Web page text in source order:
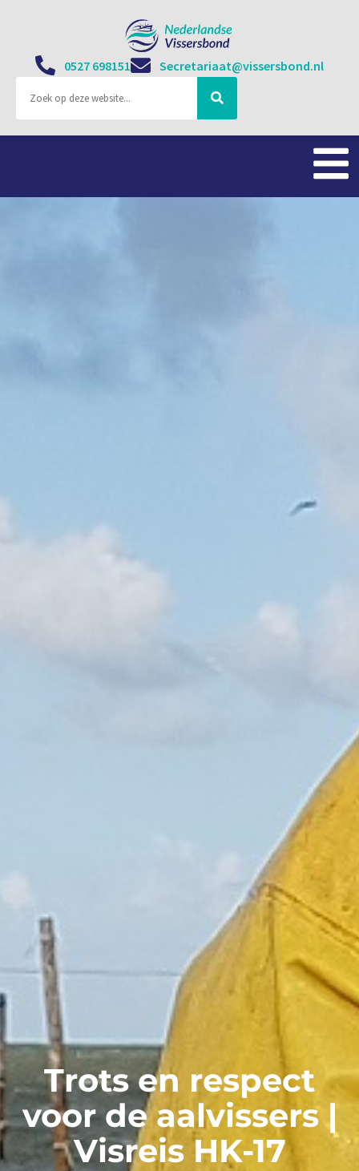
0527 698151 Secretariaat@vissersbond.nl
Trots en respect
voor de aalvissers |
Visreis HK-17